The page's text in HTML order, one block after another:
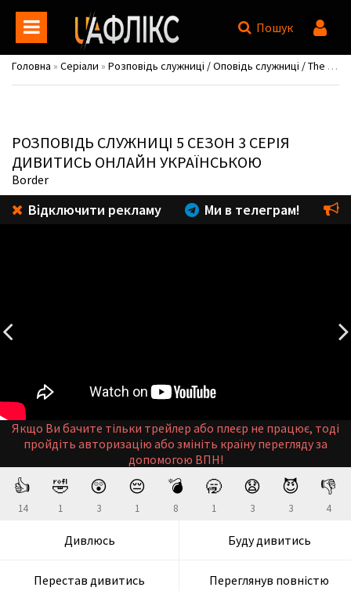
Пошук
Головна » Серіали » Розповідь служниці / Оповідь служниці / The Handmaid's Tale
РОЗПОВІДЬ СЛУЖНИЦІ 5 СЕЗОН 3 СЕРІЯ
ДИВИТИСЬ ОНЛАЙН УКРАЇНСЬКОЮ
Border
Відключити рекламу Ми в телеграм!
Якщо Ви бачите тільки трейлер або плеєр не працює, тоді
пройдіть авторизацію або змініть країну перегляду за
допомогою ВПН!
👍
14
🤣
1
😲
3
😔
1
💣
8
🥱
1
😧
3
😈
3
👎
4
Дивлюсь Буду дивитись
Перестав дивитись Переглянув повністю